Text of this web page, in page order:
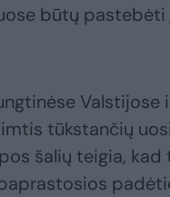
būtų
Valstijose
tūkstančių
šalių teigia, kad